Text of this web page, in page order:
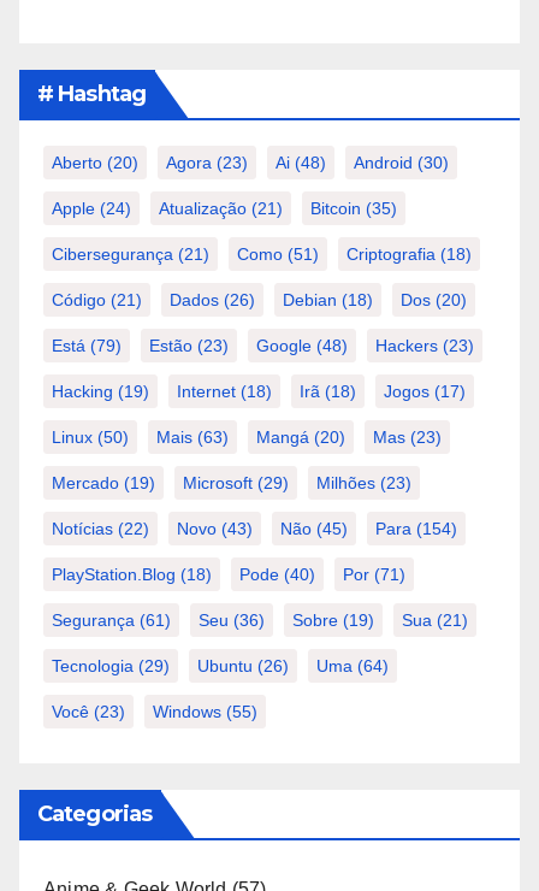
# Hashtag
Aberto (20) Agora (23) Ai (48) Android (30)
Apple (24) Atualização (21) Bitcoin (35)
Cibersegurança (21) Como (51) Criptografia (18)
Código (21) Dados (26) Debian (18) Dos (20)
Está (79) Estão (23) Google (48) Hackers (23)
Hacking (19) Internet (18) Irã (18) Jogos (17)
Linux (50) Mais (63) Mangá (20) Mas (23)
Mercado (19) Microsoft (29) Milhões (23)
Notícias (22) Novo (43) Não (45) Para (154)
PlayStation.Blog (18) Pode (40) Por (71)
Segurança (61) Seu (36) Sobre (19) Sua (21)
Tecnologia (29) Ubuntu (26) Uma (64)
Você (23) Windows (55)
Categorias